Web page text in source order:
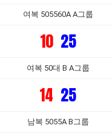
여복 505560A A그룹
10 25
여복 50대 B A그룹
14 25
남복 5055A B그룹